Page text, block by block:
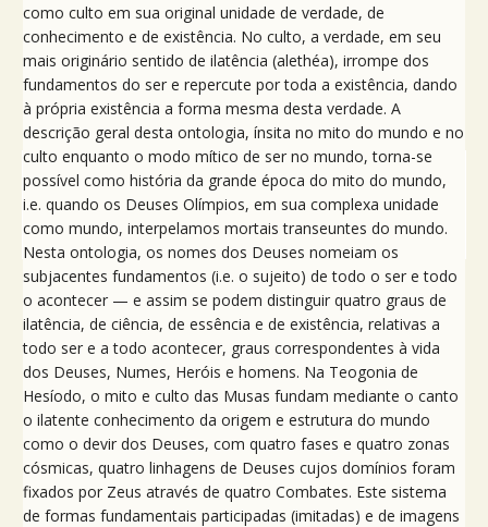
como culto em sua original unidade de verdade, de
conhecimento e de existência. No culto, a verdade, em seu
mais originário sentido de ilatência (alethéa), irrompe dos
fundamentos do ser e repercute por toda a existência, dando
à própria existência a forma mesma desta verdade. A
descrição geral desta ontologia, ínsita no mito do mundo e no
culto enquanto o modo mítico de ser no mundo, torna-se
possível como história da grande época do mito do mundo,
i.e. quando os Deuses Olímpios, em sua complexa unidade
como mundo, interpelamos mortais transeuntes do mundo.
Nesta ontologia, os nomes dos Deuses nomeiam os
subjacentes fundamentos (i.e. o sujeito) de todo o ser e todo
o acontecer — e assim se podem distinguir quatro graus de
ilatência, de ciência, de essência e de existência, relativas a
todo ser e a todo acontecer, graus correspondentes à vida
dos Deuses, Numes, Heróis e homens. Na Teogonia de
Hesíodo, o mito e culto das Musas fundam mediante o canto
o ilatente conhecimento da origem e estrutura do mundo
como o devir dos Deuses, com quatro fases e quatro zonas
cósmicas, quatro linhagens de Deuses cujos domínios foram
fixados por Zeus através de quatro Combates. Este sistema
de formas fundamentais participadas (imitadas) e de imagens